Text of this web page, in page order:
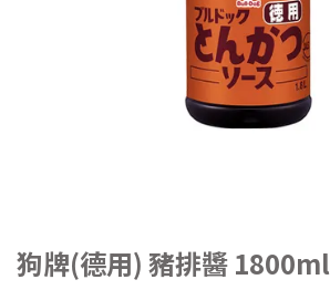
狗牌(德用) 豬排醬 1800ml